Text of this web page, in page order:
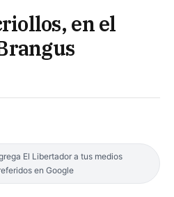
en el
El Libertador a tus medios
en Google